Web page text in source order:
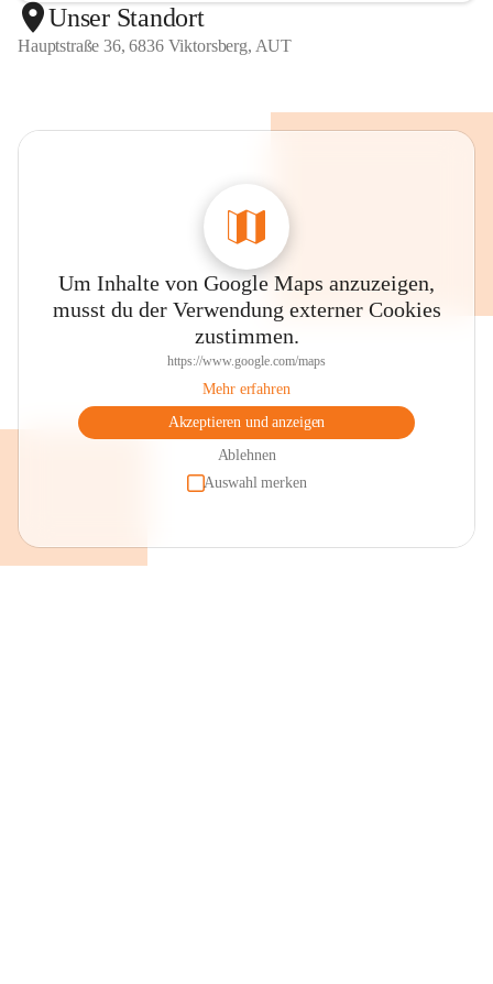
Unser Standort
Hauptstraße 36, 6836 Viktorsberg, AUT
Um Inhalte von Google Maps anzuzeigen,
musst du der Verwendung externer Cookies
zustimmen.
https://www.google.com/maps
Mehr erfahren
Akzeptieren und anzeigen
Ablehnen
Auswahl merken